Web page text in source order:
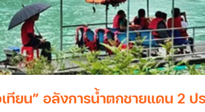
ทียน” อลังการน้ำตกชายแดน 2 ป